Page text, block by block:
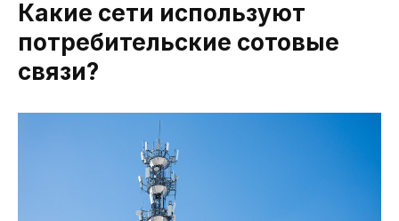
Какие сети используют
потребительские сотовые
связи?